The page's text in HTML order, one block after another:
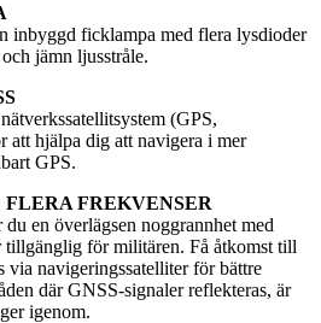
inbyggd ficklampa med flera lysdioder
jämn ljusstråle.
(GPS,
hjälpa dig att navigera i mer
GPS.
FREKVENSER
en överlägsen noggrannhet med
tillgänglig för militären. Få åtkomst till
via navigeringssatelliter för bättre
där GNSS-signaler reflekteras, är
igenom.